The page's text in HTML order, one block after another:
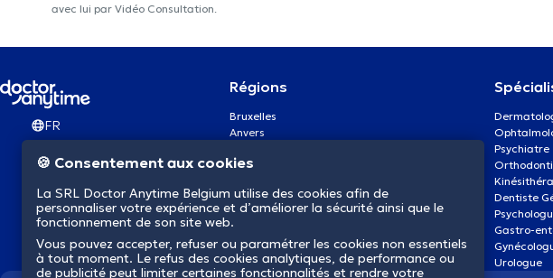
avec lui par Vidéo Consultation.
FR
Régions
Bruxelles
Anvers
Charleroi
Bruges
Namur
Louvain
Mons
Aalst Flandre-Orientale
Psychiatre
Dentiste
Gastro-
Urologue
🍪 Consentement aux cookies
La SRL Doctor Anytime Belgium utilise des cookies afin de
personnaliser votre expérience et d’améliorer la sécurité ainsi que le
fonctionnement de son site web.
Vous pouvez accepter, refuser ou paramétrer les cookies non essentiels
à tout moment. Le refus des cookies analytiques, de performance ou
de publicité peut limiter certaines fonctionnalités et rendre votre